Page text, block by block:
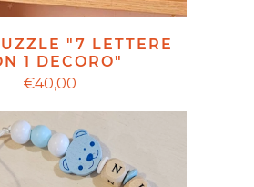
"7 LETTERE
1 DECORO"
€40,00